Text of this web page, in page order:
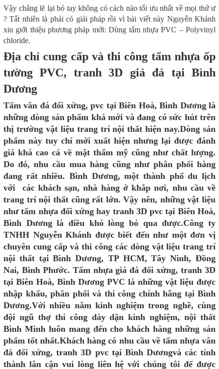
Vậy chẳng lẽ lại bó tay không có cách nào tối ưu nhất về mọi thứ ư
? Tất nhiên là phải có giải pháp rồi vì bài viết này Nguyễn Khánh
xin giới thiệu phương pháp mới: Dùng tấm nhựa PVC – Polyvinyl
chloride.
Địa chỉ cung cấp và thi công tấm nhựa ốp
tường PVC, tranh 3D giả đá tại Bình
Dương
Tấm vân đá đối xứng, pvc tại Biên Hoà, Bình Dương là
những dòng sản phẩm khá mới và đang có sức hút trên
thị trường vật liệu trang trí nội thất hiện nay.Dòng sản
phẩm này tuy chỉ mới xuất hiện nhưng lại được đánh
giá khá cao cả về mặt thẩm mỹ cũng như chất lượng.
Do đó, nhu cầu mua hàng cũng như phân phối hàng
đang rất nhiều. Bình Dương, một thành phố du lịch
với các khách sạn, nhà hàng ở khắp nơi, nhu cầu về
trang trí nội thất cũng rất lớn. Vậy nên, những vật liệu
như tấm nhựa đối xứng hay tranh 3D pvc tại Biên Hoà,
Bình Dương là điều khó lòng bỏ qua được.Công ty
TNHH Nguyễn Khánh được biết đến như một đơn vị
chuyên cung cấp và thi công các dòng vật liệu trang trí
nội thất tại Bình Dương, TP HCM, Tây Ninh, Đồng
Nai, Bình Phước. Tấm nhựa giả đá đối xứng, tranh 3D
tại Biên Hoà, Bình Dương PVC là những vật liệu được
nhập khẩu, phân phối và thi công chính hãng tại Bình
Dương.Với nhiều năm kinh nghiệm trong nghề, cùng
đội ngũ thợ thi công dày dặn kinh nghiệm, nội thất
Bình Minh luôn mang đến cho khách hàng những sản
phẩm tốt nhất.Khách hàng có nhu cầu về tấm nhựa vân
đá đối xứng, tranh 3D pvc tại Bình Dươngvà các tỉnh
thành lân cận vui lòng liên hệ với chúng tôi để được